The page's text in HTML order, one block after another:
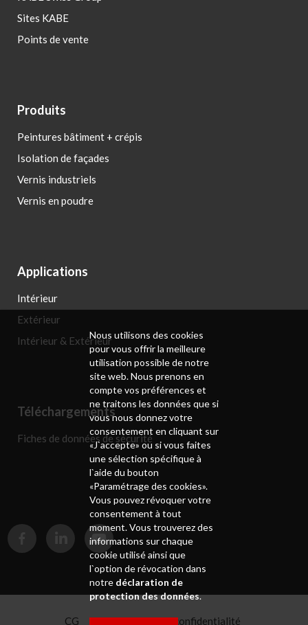
Sites KABE
Points de vente
Produits
Peintures bâtiment + crépis
Isolation de façades
Vernis industriels
Vernis en poudre
Applications
Intérieur
Extérieur
Intérieur & Extérieur
Téléchargements
Fiches de données de sécurité
CG Déclaration de confidentialité
Nous utilisons des cookies
pour vous offrir la meilleure
utilisation possible de notre
site web. Nous prenons en
compte vos préférences et
ne traitons les données que si
vous nous donnez votre
consentement en cliquant sur
«J`accepte» ou si vous faites
une sélection spécifique à
l`aide du bouton
«Paramétrage des cookies».
Vous pouvez révoquer votre
consentement à tout
moment. Vous trouverez des
informations sur chaque
cookie utilisé ainsi que
l`option de révocation dans
notre déclaration de
protection des données.